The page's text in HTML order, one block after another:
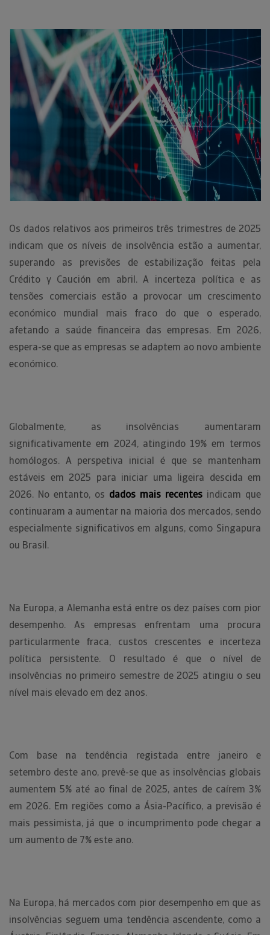
Os dados relativos aos primeiros três trimestres de 2025
indicam que os níveis de insolvência estão a aumentar,
superando as previsões de estabilização feitas pela
Crédito y Caución em abril. A incerteza política e as
tensões comerciais estão a provocar um crescimento
económico mundial mais fraco do que o esperado,
afetando a saúde financeira das empresas. Em 2026,
espera-se que as empresas se adaptem ao novo ambiente
económico.
Globalmente, as insolvências aumentaram
significativamente em 2024, atingindo 19% em termos
homólogos. A perspetiva inicial é que se mantenham
estáveis em 2025 para iniciar uma ligeira descida em
2026. No entanto, os dados mais recentes indicam que
continuaram a aumentar na maioria dos mercados, sendo
especialmente significativos em alguns, como Singapura
ou Brasil.
Na Europa, a Alemanha está entre os dez países com pior
desempenho. As empresas enfrentam uma procura
particularmente fraca, custos crescentes e incerteza
política persistente. O resultado é que o nível de
insolvências no primeiro semestre de 2025 atingiu o seu
nível mais elevado em dez anos.
Com base na tendência registada entre janeiro e
setembro deste ano, prevê-se que as insolvências globais
aumentem 5% até ao final de 2025, antes de caírem 3%
em 2026. Em regiões como a Ásia-Pacífico, a previsão é
mais pessimista, já que o incumprimento pode chegar a
um aumento de 7% este ano.
Na Europa, há mercados com pior desempenho em que as
insolvências seguem uma tendência ascendente, como a